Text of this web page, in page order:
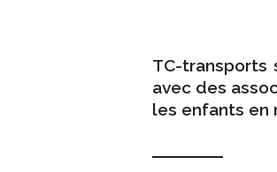
TC-transports
avec des
les enfants en